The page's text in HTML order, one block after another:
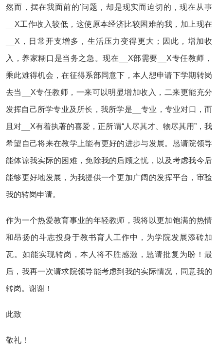
然而，摆在我面前的'问题，却是现实而迫切的，现在从事
__X工作收入较低，这使原本经济比较困难的我，加上现在
__X，日常开支增多，生活压力变得更大；因此，增加收
入，养家糊口是当务之急。现在__X部需要__X专任教师，
乘此难得机会，在征得系部同意下，本人想申请下学期转岗
去当__X专任教师，一来可以明显增加收入，二来更能充分
发挥自己所学专业及所长，我所学是__专业，专业对口，而
且对__X有着执著的喜爱，正所谓“人尽其才、物尽其用”，我
希望自己将来在教学上能有更好的进步与发展。恳请院领导
能体谅我实际的困难，免除我的后顾之忧，以及考虑我今后
能够更好地发展，为我提供一个更加广阔的发挥平台，审验
我的转岗申请。
作为一个热爱教育事业的年轻教师，我将以更加饱满的热情
和昂扬的斗志投身于教书育人工作中，为学院发展添砖加
瓦。如能实现转岗，本人将不胜感激，恳请批复为盼！最
后，我再一次请求院领导能考虑到我的实际情况，同意我的
转岗。谢谢！
此致
敬礼！